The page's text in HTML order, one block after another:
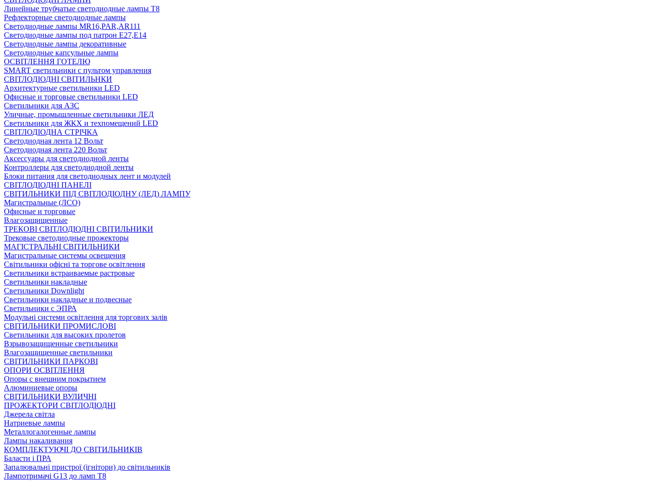
Линейные трубчатые светодиодные лампы Т8
Рефлекторные светодиодные лампы
Светодиодные лампы MR16,PAR,AR111
Светодиодные лампы под патрон Е27,Е14
Светодиодные лампы декоративные
Светодиодные капсульные лампы
ОСВІТЛЕННЯ ГОТЕЛЮ
SMART светильники с пультом управления
СВІТЛОДІОДНІ СВІТИЛЬНКИ
Архитектурные светильники LED
Офисные и торговые светильники LED
Светильники для АЗС
Уличные, промышленные светильники ЛЕД
Светильники для ЖКХ и техпомещений LED
СВІТЛОДІОДНА СТРІЧКА
Светодиодная лента 12 Вольт
Светодиодная лента 220 Вольт
Аксессуары для светодиодной ленты
Контроллеры для светодиодной ленты
Блоки питания для светодиодных лент и модулей
СВІТЛОДІОДНІ ПАНЕЛІ
СВІТИЛЬНИКИ ПІД СВІТЛОДІОДНУ (ЛЕД) ЛАМПУ
Магистральные (ЛСО)
Офисные и торговые
Влагозащищенные
ТРЕКОВІ СВІТЛОДІОДНІ СВІТИЛЬНИКИ
Трековые светодиодные прожекторы
МАГІСТРАЛЬНІ СВІТИЛЬНИКИ
Магистральные системы освещения
Світильники офісні та торгове освітлення
Светильники встраиваемые растровые
Светильники накладные
Светильники Downlight
Светильники накладные и подвесные
Светильники с ЭПРА
Модульні системи освітлення для торгових залів
СВІТИЛЬНИКИ ПРОМИСЛОВІ
Светильники для высоких пролетов
Взрывозащищенные светильники
Влагозащищенные светильники
СВІТИЛЬНИКИ ПАРКОВІ
ОПОРИ ОСВІТЛЕННЯ
Опоры с внешним покрытием
Алюминиевые опоры
СВІТИЛЬНИКИ ВУЛИЧНІ
ПРОЖЕКТОРИ СВІТЛОДІОДНІ
Джерела світла
Натриевые лампы
Металлогалогенные лампы
Лампы накаливания
КОМПЛЕКТУЮЧІ ДО СВІТИЛЬНИКІВ
Баласти і ПРА
Запалювальні пристрої (ігнітори) до світильників
Лампотримачі G13 до ламп Т8